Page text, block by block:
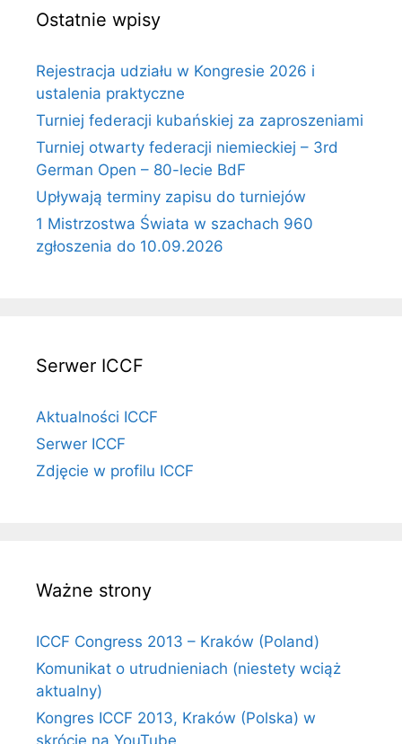
Ostatnie wpisy
Rejestracja udziału w Kongresie 2026 i
ustalenia praktyczne
Turniej federacji kubańskiej za zaproszeniami
Turniej otwarty federacji niemieckiej – 3rd
German Open – 80-lecie BdF
Upływają terminy zapisu do turniejów
1 Mistrzostwa Świata w szachach 960
zgłoszenia do 10.09.2026
Serwer ICCF
Aktualności ICCF
Serwer ICCF
Zdjęcie w profilu ICCF
Ważne strony
ICCF Congress 2013 – Kraków (Poland)
Komunikat o utrudnieniach (niestety wciąż
aktualny)
Kongres ICCF 2013, Kraków (Polska) w
skrócie na YouTube